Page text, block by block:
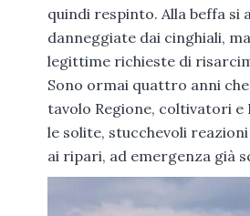
quindi respinto. Alla beffa si
danneggiate dai cinghiali,
legittime richieste di
Sono ormai quattro anni
tavolo Regione, coltivatori e
le solite, stucchevoli
ai ripari, ad emergenza già